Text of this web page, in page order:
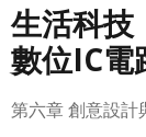
生活科技
數位IC電
第六章 創意設計